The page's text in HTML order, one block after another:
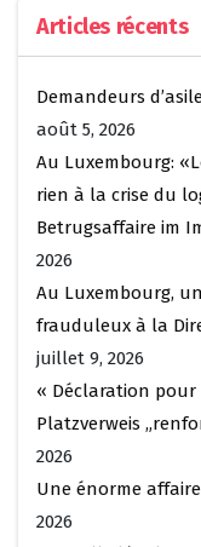
Articles récents
Demandeurs
août 5, 2026
Au Luxembourg:
rien à la crise du
Betrugsaffaire im
2026
Au Luxembourg,
frauduleux à la
juillet 9, 2026
« Déclaration
Platzverweis
2026
Une énorme
2026